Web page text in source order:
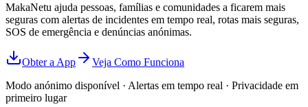
MakaNetu ajuda pessoas, famílias e comunidades a ficarem mais
seguras com alertas de incidentes em tempo real, rotas mais seguras,
SOS de emergência e denúncias anónimas.
Obter a App
Veja Como Funciona
Modo anónimo disponível · Alertas em tempo real · Privacidade em
primeiro lugar